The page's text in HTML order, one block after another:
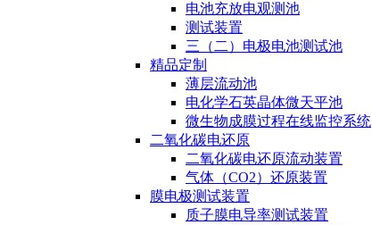
电池充放电观测池
测试装置
三（二）电极电池测试池
精品定制
薄层流动池
电化学石英晶体微天平池
微生物成膜过程在线监控系统
二氧化碳电还原
二氧化碳电还原流动装置
气体（CO2）还原装置
膜电极测试装置
质子膜电导率测试装置